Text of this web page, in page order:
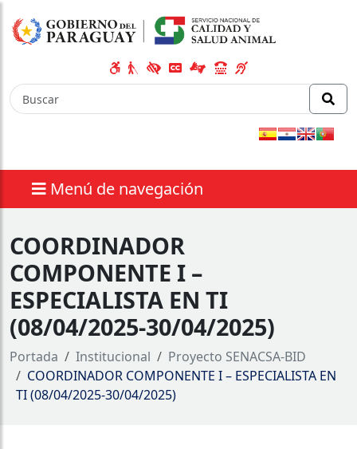
Menú de navegación
COORDINADOR
COMPONENTE I –
ESPECIALISTA EN TI
(08/04/2025-30/04/2025)
Portada Institucional
Proyecto SENACSA-BID
COORDINADOR COMPONENTE I – ESPECIALISTA EN
TI (08/04/2025-30/04/2025)